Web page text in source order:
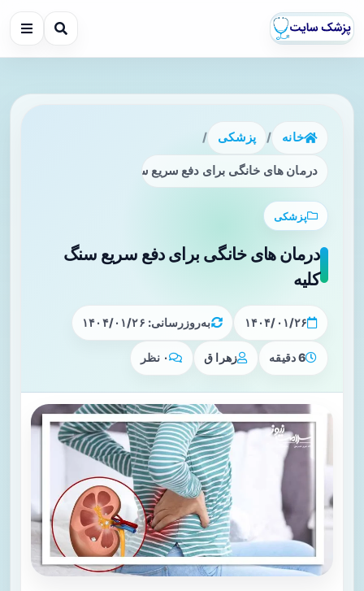
خانه / پزشکی /
درمان های خانگی برای دفع سریع سنگ کلیه
پزشکی
درمان های خانگی برای دفع سریع سنگ
کلیه
۱۴۰۴/۰۱/۲۶ به‌روزرسانی: ۱۴۰۴/۰۱/۲۶
6 دقیقه زهرا ق ۰ نظر